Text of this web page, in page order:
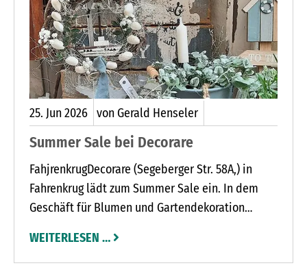
25. Jun2026 von Gerald Henseler
Summer Sale bei Decorare
FahjrenkrugDecorare (Segeberger Str. 58A,) in
Fahrenkrug lädt zum Summer Sale ein. In dem
Geschäft für Blumen und Gartendekoration
die Kunden.
WEITERLESEN …